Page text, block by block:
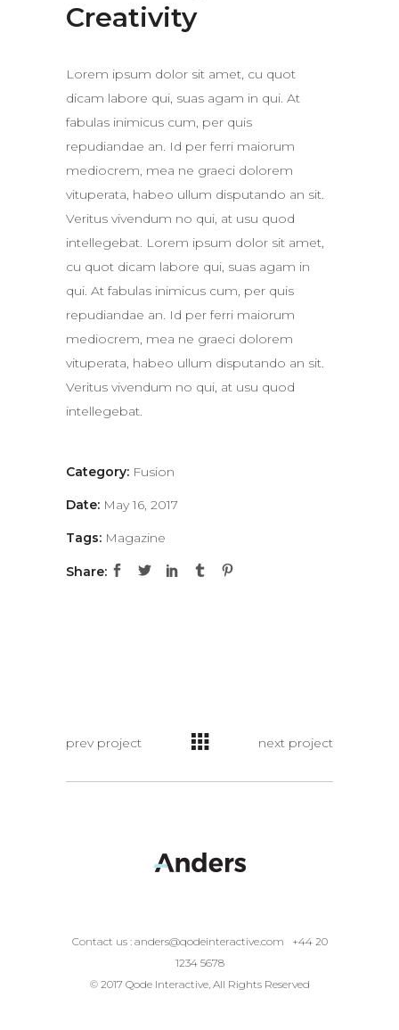
Creativity
Lorem ipsum dolor sit amet, cu quot
dicam labore qui, suas agam in qui. At
fabulas inimicus cum, per quis
repudiandae an. Id per ferri maiorum
mediocrem, mea ne graeci dolorem
vituperata, habeo ullum disputando an sit.
Veritus vivendum no qui, at usu quod
intellegebat. Lorem ipsum dolor sit amet,
cu quot dicam labore qui, suas agam in
qui. At fabulas inimicus cum, per quis
repudiandae an. Id per ferri maiorum
mediocrem, mea ne graeci dolorem
vituperata, habeo ullum disputando an sit.
Veritus vivendum no qui, at usu quod
intellegebat.
Category: Fusion
Date: May 16, 2017
Tags: Magazine
Share:
prev project next project
Contact us : anders@qodeinteractive.com
+44 20
1234 5678
© 2017 Qode Interactive, All Rights Reserved